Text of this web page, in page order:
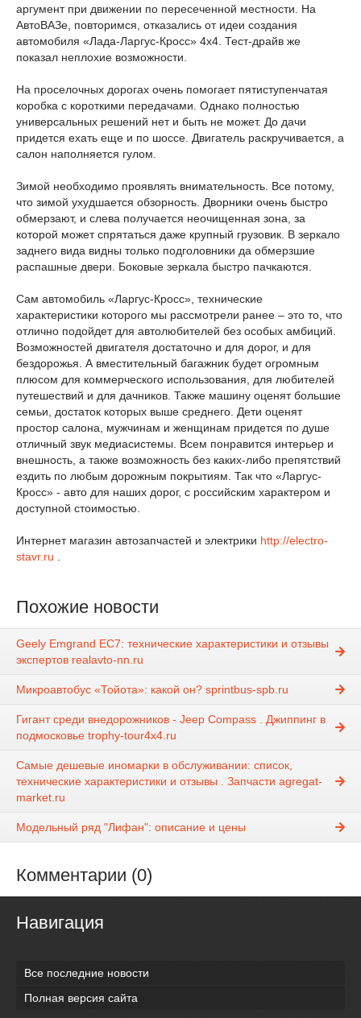
аргумент при движении по пересеченной местности. На
АвтоВАЗе, повторимся, отказались от идеи создания
автомобиля «Лада-Ларгус-Кросс» 4х4. Тест-драйв же
показал неплохие возможности.
На проселочных дорогах очень помогает пятиступенчатая
коробка с короткими передачами. Однако полностью
универсальных решений нет и быть не может. До дачи
придется ехать еще и по шоссе. Двигатель раскручивается, а
салон наполняется гулом.
Зимой необходимо проявлять внимательность. Все потому,
что зимой ухудшается обзорность. Дворники очень быстро
обмерзают, и слева получается неочищенная зона, за
которой может спрятаться даже крупный грузовик. В зеркало
заднего вида видны только подголовники да обмерзшие
распашные двери. Боковые зеркала быстро пачкаются.
Сам автомобиль «Ларгус-Кросс», технические
характеристики которого мы рассмотрели ранее – это то, что
отлично подойдет для автолюбителей без особых амбиций.
Возможностей двигателя достаточно и для дорог, и для
бездорожья. А вместительный багажник будет огромным
плюсом для коммерческого использования, для любителей
путешествий и для дачников. Также машину оценят большие
семьи, достаток которых выше среднего. Дети оценят
простор салона, мужчинам и женщинам придется по душе
отличный звук медиасистемы. Всем понравится интерьер и
внешность, а также возможность без каких-либо препятствий
ездить по любым дорожным покрытиям. Так что «Ларгус-
Кросс» - авто для наших дорог, с российским характером и
доступной стоимостью.
Интернет магазин автозапчастей и электрики http://electro-
stavr.ru
Похожие новости
Geely Emgrand EC7: технические характеристики и отзывы
экспертов realavto-nn.ru
Микроавтобус «Тойота»: какой он? sprintbus-spb.ru
Гигант среди внедорожников - Jeep Compass . Джиппинг в
подмосковье trophy-tour4x4.ru
Самые дешевые иномарки в обслуживании: список,
технические характеристики и отзывы . Запчасти agregat-
market.ru
Модельный ряд "Лифан": описание и цены
Комментарии (0)
Навигация
Все последние новости
Полная версия сайта